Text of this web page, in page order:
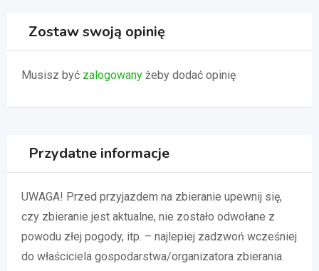
Zostaw swoją opinię
Musisz być zalogowany żeby dodać opinię
Przydatne informacje
UWAGA! Przed przyjazdem na zbieranie upewnij się,
czy zbieranie jest aktualne, nie zostało odwołane z
powodu złej pogody, itp. – najlepiej zadzwoń wcześniej
do właściciela gospodarstwa/organizatora zbierania.